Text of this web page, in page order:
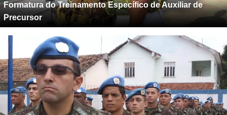
Formatura do Treinamento Específico de Auxiliar de
Precursor